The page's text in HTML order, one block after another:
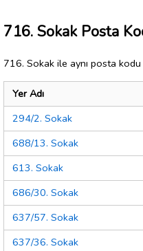
716. Sokak Posta
716. Sokak ile aynı posta
Yer Adı
294/2. Sokak
688/13. Sokak
613. Sokak
686/30. Sokak
637/57. Sokak
637/36. Sokak